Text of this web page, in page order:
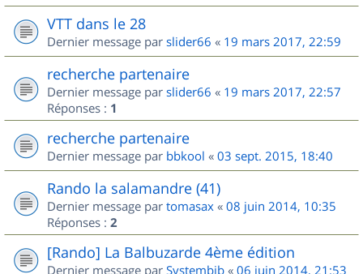
VTT dans le 28
Dernier message par slider66 « 19 mars 2017, 22:59
recherche partenaire
Dernier message par slider66 « 19 mars 2017, 22:57
Réponses : 1
recherche partenaire
Dernier message par bbkool « 03 sept. 2015, 18:40
Rando la salamandre (41)
Dernier message par tomasax « 08 juin 2014, 10:35
Réponses : 2
[Rando] La Balbuzarde 4ème édition
Dernier message par Systembib « 06 juin 2014, 21:53